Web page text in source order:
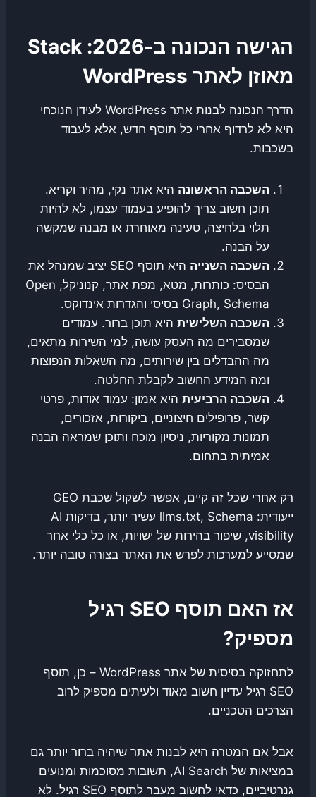
הגישה הנכונה ב-2026: Stack
מאוזן לאתר WordPress
הדרך הנכונה לבנות אתר WordPress לעידן הנוכחי
היא לא לרדוף אחרי כל תוסף חדש, אלא לעבוד
בשכבות.
השכבה הראשונה היא אתר נקי, מהיר וקריא.
תוכן חשוב צריך להופיע בעמוד עצמו, לא להיות
תלוי בלחיצה, טעינה מאוחרת או מבנה שמקשה
על הבנה.
השכבה השנייה
היא תוסף SEO יציב שמנהל את
הבסיס: כותרות, מטא, מפת אתר, קנוניקל, Open
Graph, Schema בסיסי והגדרות אינדוקס.
השכבה השלישית היא תוכן ברור. עמודים
שמסבירים מה העסק עושה, למי השירות מתאים,
מה ההבדלים בין שירותים, מה השאלות הנפוצות
ומה המידע החשוב לקבלת החלטה.
השכבה הרביעית היא אמון: עמוד אודות, פרטי
קשר, פרופילים חיצוניים, ביקורות, אזכורים,
תמונות מקוריות, ניסיון מוכח ותוכן שמראה הבנה
אמיתית בתחום.
רק אחרי שכל זה קיים, אפשר לשקול שכבת GEO
ייעודית: llms.txt, Schema עשיר יותר, בדיקות AI
visibility, שיפור בהירות של ישויות, או כל כלי אחר
שמסייע למערכות לפרש את האתר בצורה טובה יותר.
אז האם תוסף SEO רגיל
מספיק?
לתחזוקה בסיסית של אתר WordPress – כן, תוסף
SEO רגיל עדיין חשוב מאוד ולעיתים מספיק לרוב
הצרכים הטכניים.
אבל אם המטרה היא לבנות אתר שיהיה ברור יותר גם
במציאות של AI Search, תשובות מסוכמות ומנועים
גנרטיביים, כדאי לחשוב מעבר לתוסף SEO רגיל. לא